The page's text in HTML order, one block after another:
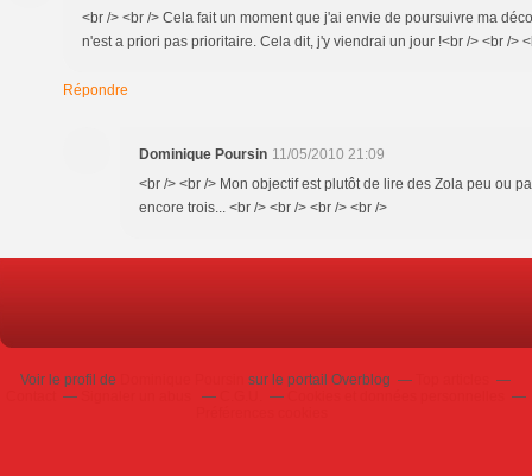
<br /> <br /> Cela fait un moment que j'ai envie de poursuivre ma
n'est a priori pas prioritaire. Cela dit, j'y viendrai un jour !<br /> <br />
Répondre
Dominique Poursin 11/05/2010 21:09
<br /> <br /> Mon objectif est plutôt de lire des Zola peu ou
encore trois... <br /> <br /> <br /> <br />
Voir le profil de sur le portail Overblog